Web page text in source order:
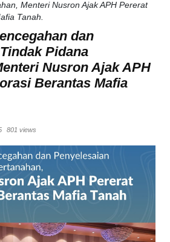
Menteri Nusron Ajak APH Pererat
Tanah.
dan
Pidana
Nusron Ajak APH
Berantas Mafia
801 views